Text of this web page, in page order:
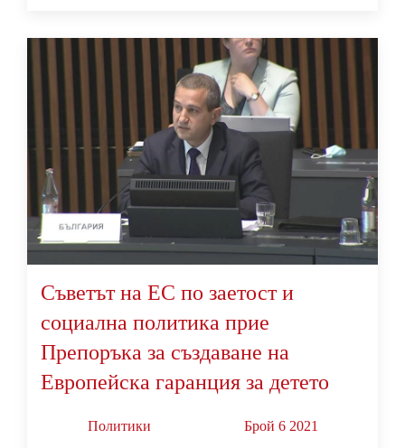
Съветът на ЕС по заетост и
социална политика прие
Препоръка за създаване на
Европейска гаранция за детето
Политики Брой 6 2021